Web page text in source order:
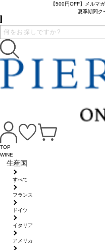
【500円OFF】メルマ
夏季期間ク
TOP
WINE
生産国
すべて
フランス
ドイツ
イタリア
アメリカ